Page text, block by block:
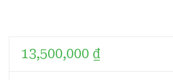
13,500,000 ₫